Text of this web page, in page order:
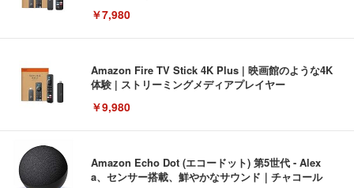
￥7,980
Amazon Fire TV Stick 4K Plus | 映画館のような4K
体験 | ストリーミングメディアプレイヤー
￥9,980
Amazon Echo Dot (エコードット) 第5世代 - Alex
a、センサー搭載、鮮やかなサウンド｜チャコール